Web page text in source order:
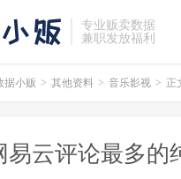
专业贩卖数据
兼职发放福利
据小贩 > 其他资料 > 音乐影视 > 正
易云评论最多的